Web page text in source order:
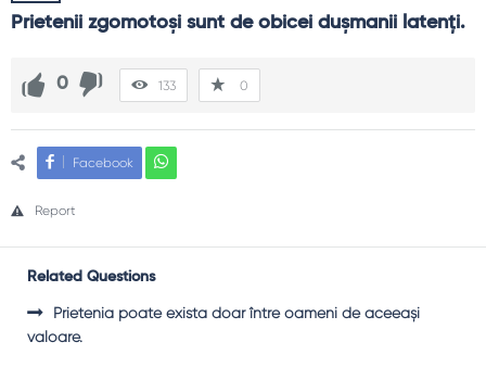
Prietenii zgomotoşi sunt de obicei duşmanii latenţi.
0 133 0
Facebook
Report
Related Questions
Prietenia poate exista doar între oameni de aceeaşi
valoare.